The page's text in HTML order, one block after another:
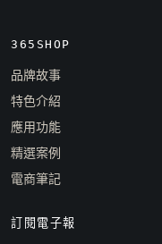
365SHOP
品牌故事
特色介紹
應用功能
精選案例
電商筆記
訂閱電子報